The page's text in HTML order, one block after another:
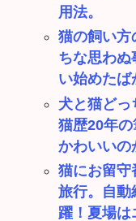
用法。
猫の飼い方
ちな思わぬ
い始めたば
犬と猫どっ
猫歴20年
かわいいの
猫にお留守
旅行。自動
躍！夏場は